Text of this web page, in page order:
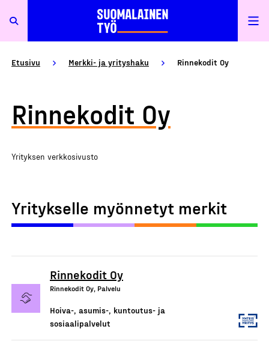
Etusivu Merkki- ja yrityshaku Rinnekodit Oy
Rinnekodit Oy
Yrityksen verkkosivusto
Yritykselle myönnetyt merkit
Rinnekodit Oy
Rinnekodit Oy, Palvelu
Hoiva-, asumis-, kuntoutus- ja
sosiaalipalvelut